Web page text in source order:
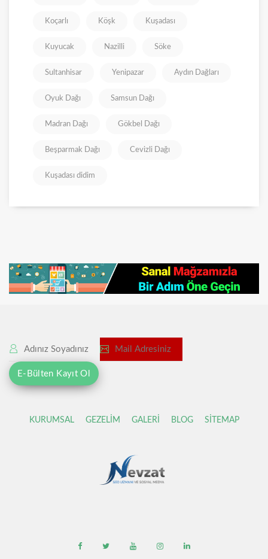
Koçarlı Köşk Kuşadası
Kuyucak Nazilli Söke
Sultanhisar Yenipazar Aydın Dağları
Oyuk Dağı Samsun Dağı
Madran Dağı Gökbel Dağı
Beşparmak Dağı Cevizli Dağı
Kuşadası didim
KURUMSAL GEZELİM GALERİ BLOG SİTEMAP